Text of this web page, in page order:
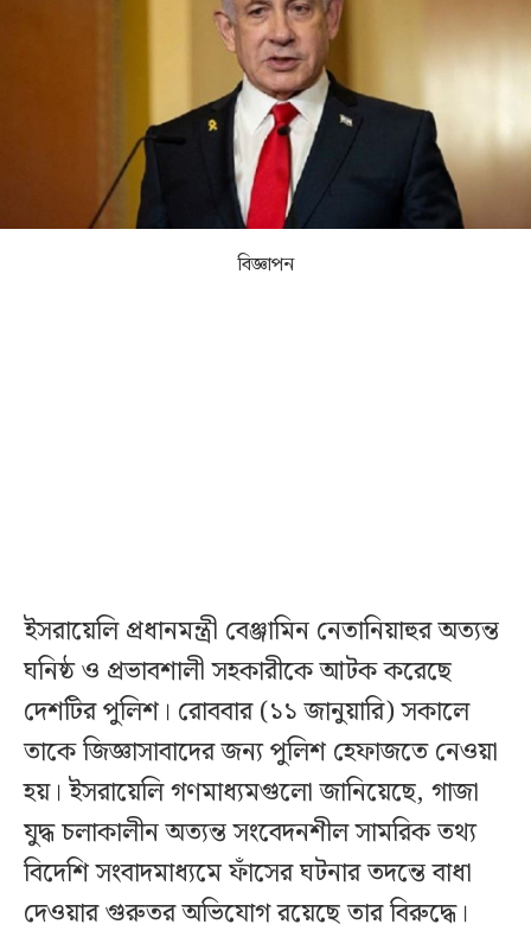
বিজ্ঞাপন
ইসরায়েলি প্রধানমন্ত্রী বেঞ্জামিন নেতানিয়াহুর অত্যন্ত
ঘনিষ্ঠ ও প্রভাবশালী সহকারীকে আটক করেছে
দেশটির পুলিশ। রোববার (১১ জানুয়ারি) সকালে
তাকে জিজ্ঞাসাবাদের জন্য পুলিশ হেফাজতে নেওয়া
হয়। ইসরায়েলি গণমাধ্যমগুলো জানিয়েছে, গাজা
যুদ্ধ চলাকালীন অত্যন্ত সংবেদনশীল সামরিক তথ্য
বিদেশি সংবাদমাধ্যমে ফাঁসের ঘটনার তদন্তে বাধা
দেওয়ার গুরুতর অভিযোগ রয়েছে তার বিরুদ্ধে।